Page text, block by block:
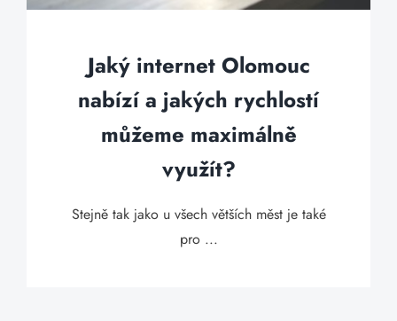
Jaký internet Olomouc
nabízí a jakých rychlostí
můžeme maximálně
využít?
Stejně tak jako u všech větších měst je také
pro ...